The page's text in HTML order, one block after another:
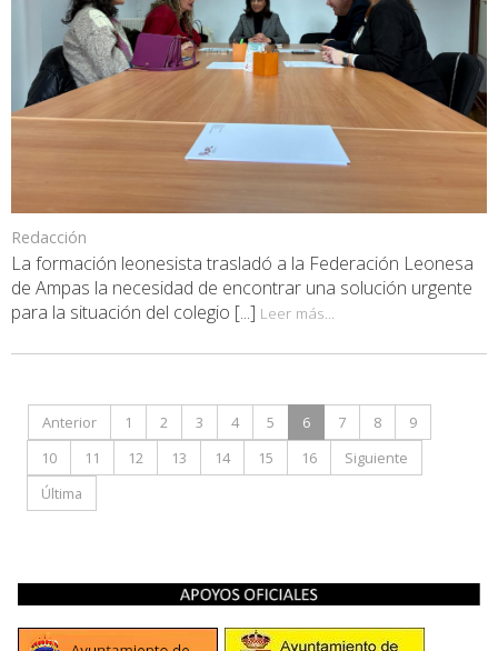
Redacción
La formación leonesista trasladó a la Federación Leonesa
de Ampas la necesidad de encontrar una solución urgente
para la situación del colegio [...] Leer más...
Anterior 1 2 3 4 5 6 7 8
9
10
11 12 13 14 15 16
Siguiente
Última